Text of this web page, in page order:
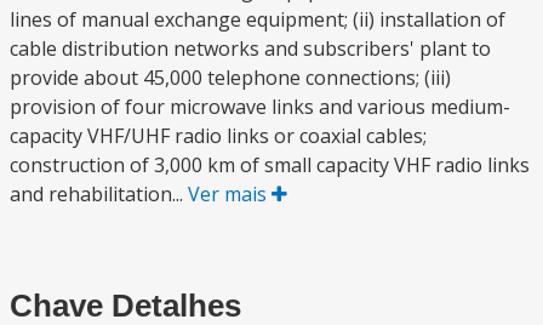
lines of manual exchange equipment; (ii) installation of
cable distribution networks and subscribers' plant to
provide about 45,000 telephone connections; (iii)
provision of four microwave links and various medium-
capacity VHF/UHF radio links or coaxial cables;
construction of 3,000 km of small capacity VHF radio links
and rehabilitation... Ver mais
Chave Detalhes